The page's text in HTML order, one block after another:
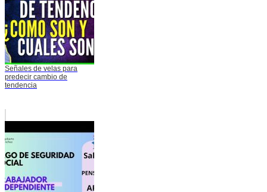
Señales de velas para
predecir cambio de
tendencia